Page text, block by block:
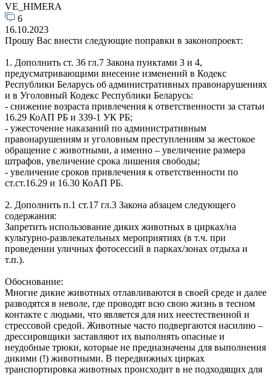
VE_HIMERA
6
16.10.2023
Прошу Вас внести следующие поправки в законопроект:
1. Дополнить ст. 36 гл.7 Закона пунктами 3 и 4,
предусматривающими внесение изменений в Кодекс
Республики Беларусь об административных правонарушениях
и в Уголовный Кодекс Республики Беларусь:
- снижение возраста привлечения к ответственности за статьи
16.29 КоАП РБ и 339-1 УК РБ;
- ужесточение наказаний по административным
правонарушениям и уголовным преступлениям за жестокое
обращение с животными, а именно – увеличение размера
штрафов, увеличение срока лишения свободы;
- увеличение сроков привлечения к ответственности по
ст.ст.16.29 и 16.30 КоАП РБ.
2. Дополнить п.1 ст.17 гл.3 Закона абзацем следующего
содержания:
Запретить использование диких животных в цирках/на
культурно-развлекательных мероприятиях (в т.ч. при
проведении уличных фотосессий в парках/зонах отдыха и
т.п.).
Обоснование:
Многие дикие животных отлавливаются в своей среде и далее
разводятся в неволе, где проводят всю свою жизнь в тесном
контакте с людьми, что является для них неестественной и
стрессовой средой. Животные часто подвергаются насилию –
дрессировщики заставляют их выполнять опасные и
неудобные трюки, которые не предназначены для выполнения
дикими (!) животными. В передвижных цирках
транспортировка животных происходит в не подходящих для